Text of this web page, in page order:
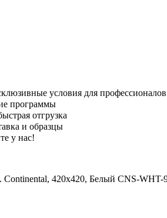
условия для
программы
отгрузка
и образцы
у нас!
Continental, 420х420, Белый CNS-WHT-